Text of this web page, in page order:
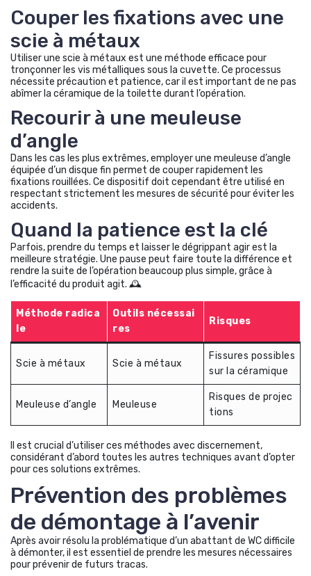
Couper les fixations avec une
scie à métaux
Utiliser une scie à métaux est une méthode efficace pour
tronçonner les vis métalliques sous la cuvette. Ce processus
nécessite précaution et patience, car il est important de ne pas
abîmer la céramique de la toilette durant l’opération.
Recourir à une meuleuse
d’angle
Dans les cas les plus extrêmes, employer une meuleuse d’angle
équipée d’un disque fin permet de couper rapidement les
fixations rouillées. Ce dispositif doit cependant être utilisé en
respectant strictement les mesures de sécurité pour éviter les
accidents.
Quand la patience est la clé
Parfois, prendre du temps et laisser le dégrippant agir est la
meilleure stratégie. Une pause peut faire toute la différence et
rendre la suite de l’opération beaucoup plus simple, grâce à
l’efficacité du produit agit. 🕰️
Méthode radica
le
Outils nécessai
res
Risques
Scie à métaux Scie à métaux
Fissures possibles
sur la céramique
Meuleuse d’angle Meuleuse
Risques de projec
tions
Il est crucial d’utiliser ces méthodes avec discernement,
considérant d’abord toutes les autres techniques avant d’opter
pour ces solutions extrêmes.
Prévention des problèmes
de démontage à l’avenir
Après avoir résolu la problématique d’un abattant de WC difficile
à démonter, il est essentiel de prendre les mesures nécessaires
pour prévenir de futurs tracas.